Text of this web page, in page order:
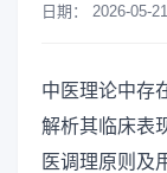
日期： 2026-05-
中医理论中存
解析其临床表
医调理原则及